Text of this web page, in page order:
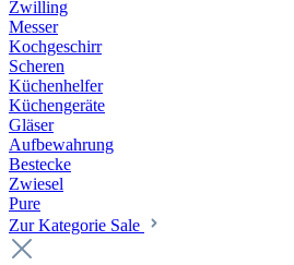
Zwilling
Messer
Kochgeschirr
Scheren
Küchenhelfer
Küchengeräte
Gläser
Aufbewahrung
Bestecke
Zwiesel
Pure
Zur Kategorie Sale